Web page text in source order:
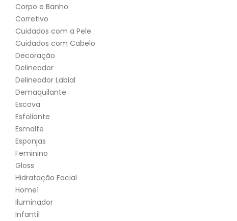
Corpo e Banho
Corretivo
Cuidados com a Pele
Cuidados com Cabelo
Decoração
Delineador
Delineador Labial
Demaquilante
Escova
Esfoliante
Esmalte
Esponjas
Feminino
Gloss
Hidratação Facial
Home1
Iluminador
Infantil